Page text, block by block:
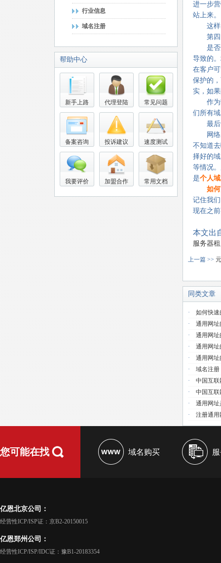
行业信息
域名注册
帮助中心
新手上路 代理登陆 常见问题
备案咨询 投诉建议 速度测试
我要评价 加盟合作 常用文档
进一步
站上来。
这样的
第四
是否进
导致的
在客户
保护的
实，如
作为营
们所有
最后也
网络发
不知道
择好的
等情况
是个人
如
记住我
现在之
本文出
服务器
上一篇 >>
同类文章
· 如何快速
· 通用网址
· 通用网
· 通用网
· 通用网址
· 域名注册
· 中国互联
· 中国互联
· 通用网址
· 注册通用
您可能在找 域名购买
亿恩北京公司：
经营性ICP/ISP证：京B2-20150015
亿恩郑州公司：
经营性ICP/ISP/IDC证：豫B1-20183354